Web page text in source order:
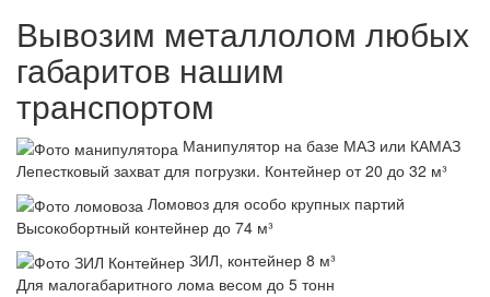
Вывозим металлолом любых
габаритов нашим
транспортом
Манипулятор на базе МАЗ или КАМАЗ
Лепестковый захват для погрузки. Контейнер от 20 до 32 м³
Ломовоз для особо крупных партий
Высокобортный контейнер до 74 м³
ЗИЛ, контейнер 8 м³
Для малогабаритного лома весом до 5 тонн